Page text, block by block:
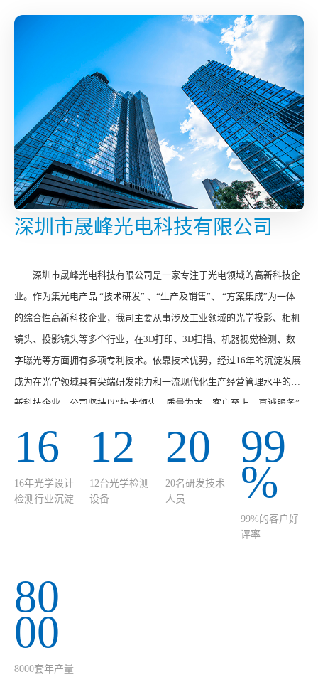
深圳市晟峰光电科技有限公司
深圳市晟峰光电科技有限公司是一家专注于光电领域的高新科技企
业。作为集光电产品 “技术研发” 、“生产及销售”、 “方案集成”为一体
的综合性高新科技企业，我司主要从事涉及工业领域的光学投影、相机
镜头、投影镜头等多个行业，在3D打印、3D扫描、机器视觉检测、数
字曝光等方面拥有多项专利技术。依靠技术优势，经过16年的沉淀发展
成为在光学领域具有尖端研发能力和一流现代化生产经营管理水平的高
新科技企业。公司坚持以“技术领先、质量为本、客户至上、真诚服务”
满足市场和行业发展需求。我司主营的产品有：3D打印光固化光学引
擎、3D扫描光学引擎、机器视觉检测光学引擎、3D SPI / 3D AOI光学引
擎、激光蚀刻光学引擎等多个系列品种。我们坚持“质量···
16
16年光学设计
检测行业沉淀
12
12台光学检测
设备
20
20名研发技术
人员
99
%
99%的客户好
评率
80
00
8000套年产量